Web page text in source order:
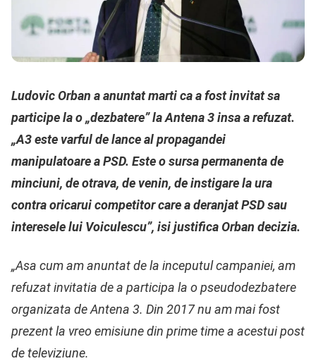
Ludovic Orban a anuntat marti ca a fost invitat sa
participe la o „dezbatere” la Antena 3 insa a refuzat.
„A3 este varful de lance al propagandei
manipulatoare a PSD. Este o sursa permanenta de
minciuni, de otrava, de venin, de instigare la ura
contra oricarui competitor care a deranjat PSD sau
interesele lui Voiculescu”, isi justifica Orban decizia.
„Asa cum am anuntat de la inceputul campaniei, am
refuzat invitatia de a participa la o pseudodezbatere
organizata de Antena 3. Din 2017 nu am mai fost
prezent la vreo emisiune din prime time a acestui post
de televiziune.